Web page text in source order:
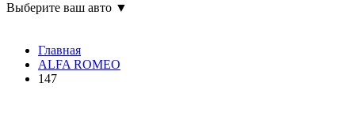
Выберите ваш авто ▼
Главная
ALFA ROMEO
147